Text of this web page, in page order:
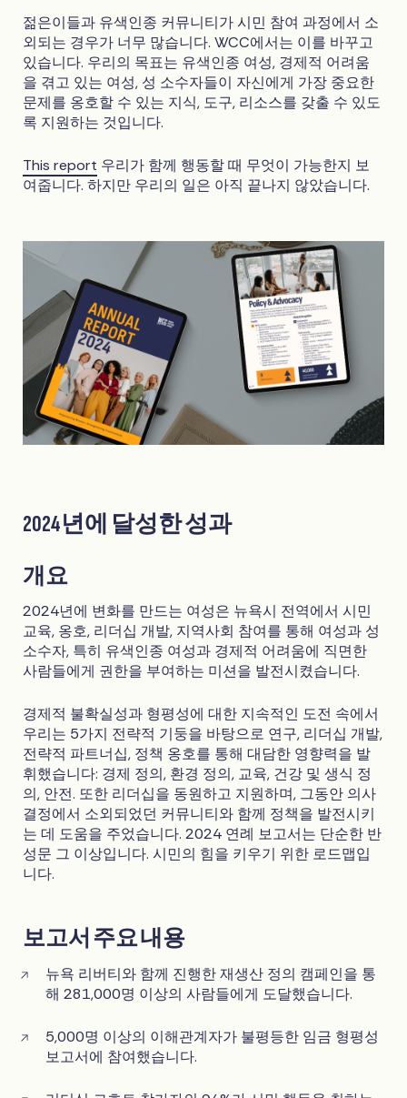
젊은이들과 유색인종 커뮤니티가 시민 참여 과정에서 소
외되는 경우가 너무 많습니다. WCC에서는 이를 바꾸고
있습니다. 우리의 목표는 유색인종 여성, 경제적 어려움
을 겪고 있는 여성, 성 소수자들이 자신에게 가장 중요한
문제를 옹호할 수 있는 지식, 도구, 리소스를 갖출 수 있도
록 지원하는 것입니다.
This report 우리가 함께 행동할 때 무엇이 가능한지 보
여줍니다. 하지만 우리의 일은 아직 끝나지 않았습니다.
2024년에 달성한 성과
개요
2024년에 변화를 만드는 여성은 뉴욕시 전역에서 시민
교육, 옹호, 리더십 개발, 지역사회 참여를 통해 여성과 성
소수자, 특히 유색인종 여성과 경제적 어려움에 직면한
사람들에게 권한을 부여하는 미션을 발전시켰습니다.
경제적 불확실성과 형평성에 대한 지속적인 도전 속에서
우리는 5가지 전략적 기둥을 바탕으로 연구, 리더십 개발,
전략적 파트너십, 정책 옹호를 통해 대담한 영향력을 발
휘했습니다: 경제 정의, 환경 정의, 교육, 건강 및 생식 정
의, 안전. 또한 리더십을 동원하고 지원하며, 그동안 의사
결정에서 소외되었던 커뮤니티와 함께 정책을 발전시키
는 데 도움을 주었습니다. 2024 연례 보고서는 단순한 반
성문 그 이상입니다. 시민의 힘을 키우기 위한 로드맵입
니다.
보고서 주요 내용
뉴욕 리버티와 함께 진행한 재생산 정의 캠페인을 통
해 281,000명 이상의 사람들에게 도달했습니다.
5,000명 이상의 이해관계자가 불평등한 임금 형평성
보고서에 참여했습니다.